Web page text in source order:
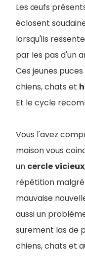
Les œufs
éclosent
lorsqu'ils
par les pas d'un
Ces jeunes
chiens, chats et
Et le cycle
Vous l'avez
maison vous
un cerclevicieux
répétition
mauvaise
aussi un
surement las de
chiens, chats et